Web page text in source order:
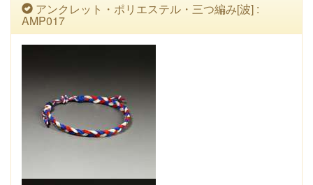
アンクレット・ポリエステル・三つ編み[波] :
AMP017